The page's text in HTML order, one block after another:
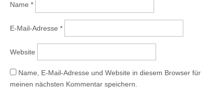
Name *
E-Mail-Adresse *
Website
Name, E-Mail-Adresse und Website in diesem Browser für
meinen nächsten Kommentar speichern.